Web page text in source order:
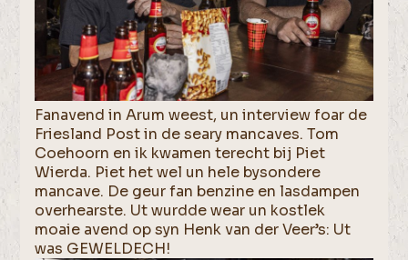
Fanavend in Arum weest, un interview foar de
Friesland Post in de seary mancaves. Tom
Coehoorn en ik kwamen terecht bij Piet
Wierda. Piet het wel un hele bysondere
mancave. De geur fan benzine en lasdampen
overhearste. Ut wurdde wear un kostlek
moaie avend op syn Henk van der Veer’s: Ut
was GEWELDECH!